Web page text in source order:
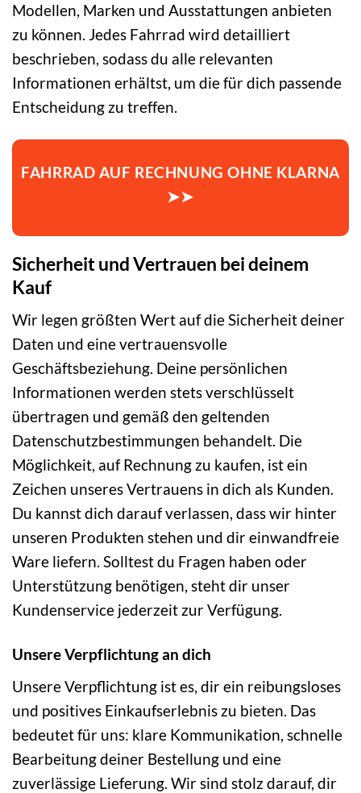
Modellen, Marken und Ausstattungen anbieten
zu können. Jedes Fahrrad wird detailliert
beschrieben, sodass du alle relevanten
Informationen erhältst, um die für dich passende
Entscheidung zu treffen.
FAHRRAD AUF RECHNUNG OHNE KLARNA
➤➤
Sicherheit und Vertrauen bei deinem
Kauf
Wir legen größten Wert auf die Sicherheit deiner
Daten und eine vertrauensvolle
Geschäftsbeziehung. Deine persönlichen
Informationen werden stets verschlüsselt
übertragen und gemäß den geltenden
Datenschutzbestimmungen behandelt. Die
Möglichkeit, auf Rechnung zu kaufen, ist ein
Zeichen unseres Vertrauens in dich als Kunden.
Du kannst dich darauf verlassen, dass wir hinter
unseren Produkten stehen und dir einwandfreie
Ware liefern. Solltest du Fragen haben oder
Unterstützung benötigen, steht dir unser
Kundenservice jederzeit zur Verfügung.
Unsere Verpflichtung an dich
Unsere Verpflichtung ist es, dir ein reibungsloses
und positives Einkaufserlebnis zu bieten. Das
bedeutet für uns: klare Kommunikation, schnelle
Bearbeitung deiner Bestellung und eine
zuverlässige Lieferung. Wir sind stolz darauf, dir